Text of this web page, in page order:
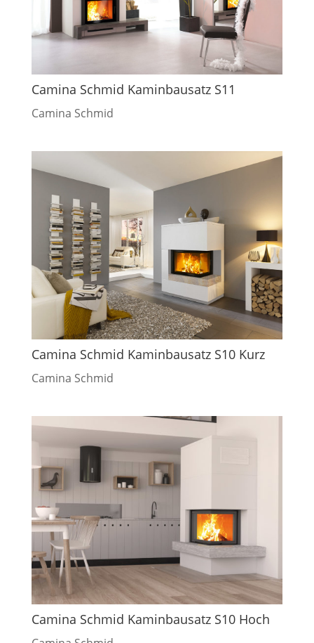
Camina Schmid Kaminbausatz S11
Camina Schmid
Camina Schmid Kaminbausatz S10 Kurz
Camina Schmid
Camina Schmid Kaminbausatz S10 Hoch